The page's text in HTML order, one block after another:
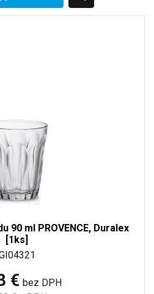
90 ml PROVENCE, Duralex
[1ks]
€ bez DPH